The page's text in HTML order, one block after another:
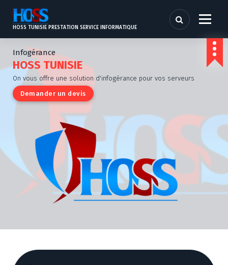
p
ci
HOSS TUNISIE PRESTATION SERVICE INFORMATIQUE
Infogérance
HOSS TUNISIE
On vous offre une solution d'infogérance pour vos serveurs
Demander un devis